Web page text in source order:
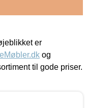
er
og
til gode priser.